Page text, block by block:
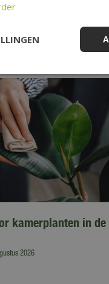
april planten, mits het
zijn. Veel bessen zijn zelfs
kamerplanten in de
2026